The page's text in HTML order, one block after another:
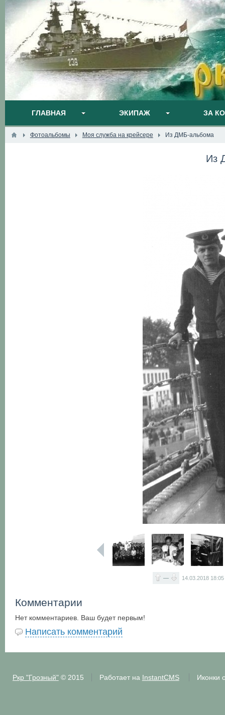
ГЛАВНАЯ ЭКИПАЖ ЗА
Фотоальбомы Моя служба на крейсере Из ДМБ-альбома
Из
— 14.03.2018 18:05
Комментарии
Нет комментариев. Ваш будет первым!
Написать комментарий
Ркр "Грозный"© 2015 Работает на InstantCMS Иконки